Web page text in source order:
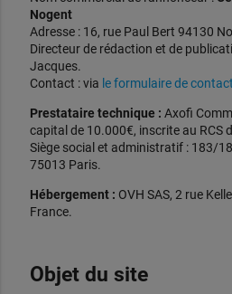
Nogent
Adresse : 16, rue Paul Bert 94130
Directeur de rédaction et de
Jacques.
Contact : via le formulaire de contact
Prestataire technique : Axofi
capital de 10.000€, inscrite au RCS
Siège social et administratif : 183/
75013 Paris.
Hébergement : OVH SAS, 2 rue
France.
Objet du site